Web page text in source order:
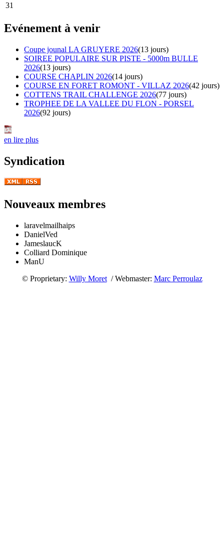
31
Evénement à venir
Coupe jounal LA GRUYERE 2026(13 jours)
SOIREE POPULAIRE SUR PISTE - 5000m BULLE
2026(13 jours)
COURSE CHAPLIN 2026(14 jours)
COURSE EN FORET ROMONT - VILLAZ 2026(42 jours)
COTTENS TRAIL CHALLENGE 2026(77 jours)
TROPHEE DE LA VALLEE DU FLON - PORSEL
2026(92 jours)
en lire plus
Syndication
Nouveaux membres
laravelmailhaips
DanielVed
JameslaucK
Colliard Dominique
ManU
© Proprietary: Willy Moret/ Webmaster: Marc Perroulaz